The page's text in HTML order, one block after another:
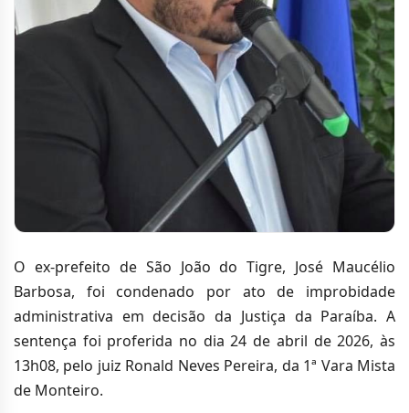
O ex-prefeito de São João do Tigre, José Maucélio
Barbosa, foi condenado por ato de improbidade
administrativa em decisão da Justiça da Paraíba. A
sentença foi proferida no dia 24 de abril de 2026, às
13h08, pelo juiz Ronald Neves Pereira, da 1ª Vara Mista
de Monteiro.